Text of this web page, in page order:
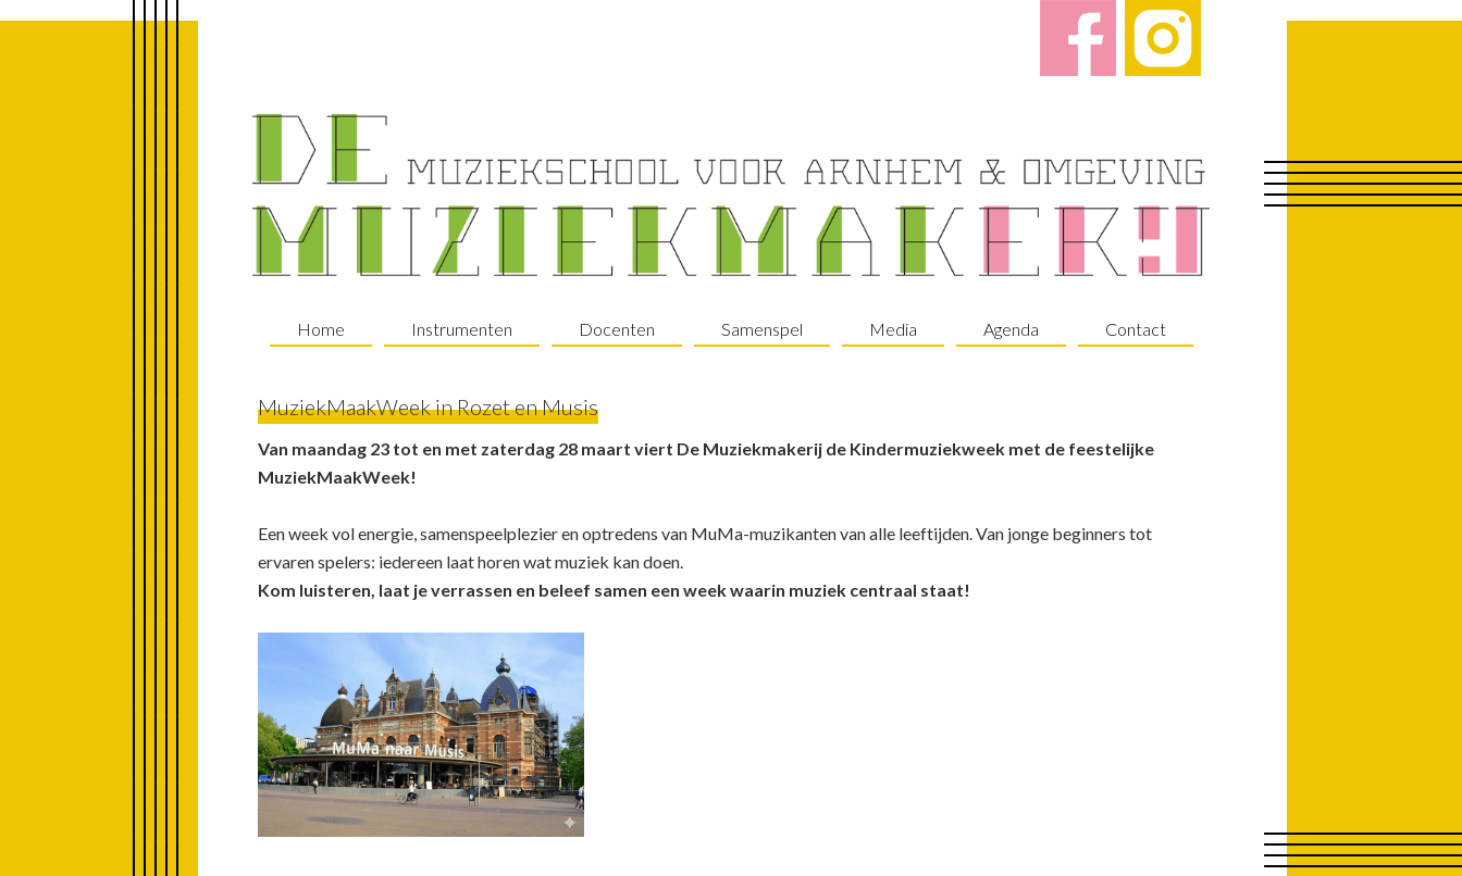
Home Instrumenten Docenten Samenspel Media Agenda Contact
MuziekMaakWeek in Rozet en Musis
Van maandag 23 tot en met zaterdag 28 maart viert De Muziekmakerij de Kindermuziekweek met de feestelijke
MuziekMaakWeek!
Een week vol energie, samenspeelplezier en optredens van MuMa-muzikanten van alle leeftijden. Van jonge beginners tot
ervaren spelers: iedereen laat horen wat muziek kan doen.
Kom luisteren, laat je verrassen en beleef samen een week waarin muziek centraal staat!